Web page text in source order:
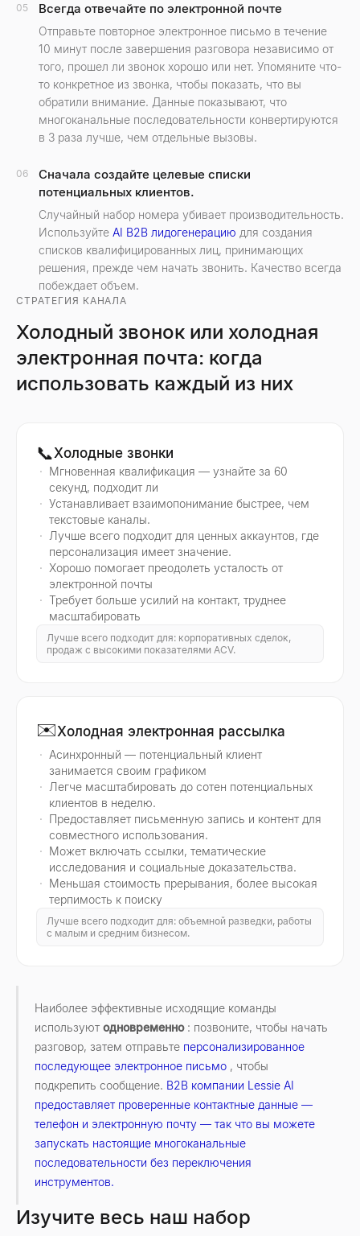
05 Всегда отвечайте по электронной почте
Отправьте повторное электронное письмо в течение
10 минут после завершения разговора независимо от
того, прошел ли звонок хорошо или нет. Упомяните что-
то конкретное из звонка, чтобы показать, что вы
обратили внимание. Данные показывают, что
многоканальные последовательности конвертируются
в 3 раза лучше, чем отдельные вызовы.
06
Сначала создайте целевые списки
потенциальных клиентов.
Случайный набор номера убивает производительность.
Используйте AI B2B лидогенерацию для создания
списков квалифицированных лиц, принимающих
решения, прежде чем начать звонить. Качество всегда
побеждает объем.
СТРАТЕГИЯ КАНАЛА
Холодный звонок или холодная
электронная почта: когда
использовать каждый из них
📞Холодные звонки
Мгновенная квалификация — узнайте за 60
секунд, подходит ли
Устанавливает взаимопонимание быстрее, чем
текстовые каналы.
Лучше всего подходит для ценных аккаунтов, где
персонализация имеет значение.
Хорошо помогает преодолеть усталость от
электронной почты
Требует больше усилий на контакт, труднее
масштабировать
Лучше всего подходит для: корпоративных сделок,
продаж с высокими показателями ACV.
✉️Холодная электронная рассылка
Асинхронный — потенциальный клиент
занимается своим графиком
Легче масштабировать до сотен потенциальных
клиентов в неделю.
Предоставляет письменную запись и контент для
совместного использования.
Может включать ссылки, тематические
исследования и социальные доказательства.
Меньшая стоимость прерывания, более высокая
терпимость к поиску
Лучше всего подходит для: объемной разведки, работы
с малым и средним бизнесом.
Наиболее эффективные исходящие команды
используют одновременно : позвоните, чтобы начать
разговор, затем отправьте персонализированное
последующее электронное письмо , чтобы
подкрепить сообщение. B2B компании Lessie AI
предоставляет проверенные контактные данные —
телефон и электронную почту — так что вы можете
запускать настоящие многоканальные
последовательности без переключения
инструментов.
Изучите весь наш набор